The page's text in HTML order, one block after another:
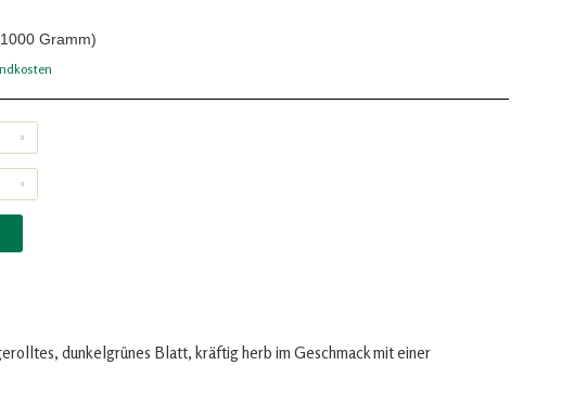
Gramm)
dunkelgrünes Blatt, kräftig herb im Geschmack mit einer